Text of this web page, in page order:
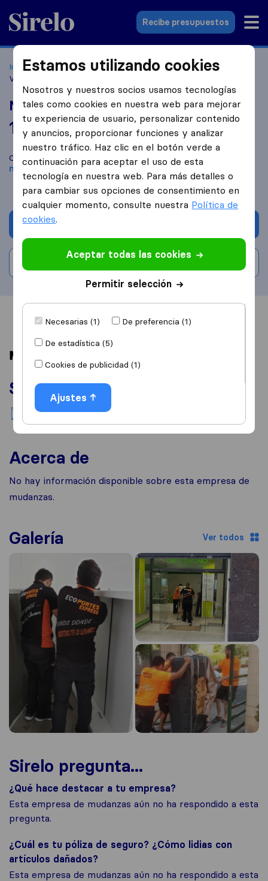
Sirelo.es
Recibe presupuestos
Inicio Empresas de mudanzas Valencia
Mudanzas
Valencia Madrid
Mudanzas Valencia Madrid
10,0 basado en 8
reseñas de Sirelo y Google
Compara Mudanzas Valencia Madrid con otrasempresas de
mudanzasdeValència
Escribe una valoración
Información Valoraciones
Servicios
Mudanzas nacionales
Acerca de
No hay información disponible sobre esta empresa de
mudanzas.
Galería Ver todos
Sirelo pregunta...
¿Qué hace destacar a tu empresa?
Esta empresa de mudanzas aún no ha respondido a esta
pregunta.
¿Cuál es tu póliza de seguro? ¿Cómo lidias con
artículos dañados?
Esta empresa de mudanzas aún no ha respondido a esta
Estamos utilizando cookies
Nosotros y nuestros socios usamos tecnologías
tales como cookies en nuestra web para mejorar
tu experiencia de usuario, personalizar contenido
y anuncios, proporcionar funciones y analizar
nuestro tráfico. Haz clic en el botón verde a
continuación para aceptar el uso de esta
tecnología en nuestra web. Para más detalles o
para cambiar sus opciones de consentimiento en
cualquier momento, consulte nuestra Política de
cookies.
Aceptar todas las cookies
Permitir selección
Necesarias (1)
De preferencia (1)
De estadística (5)
Cookies de publicidad (1)
Ajustes